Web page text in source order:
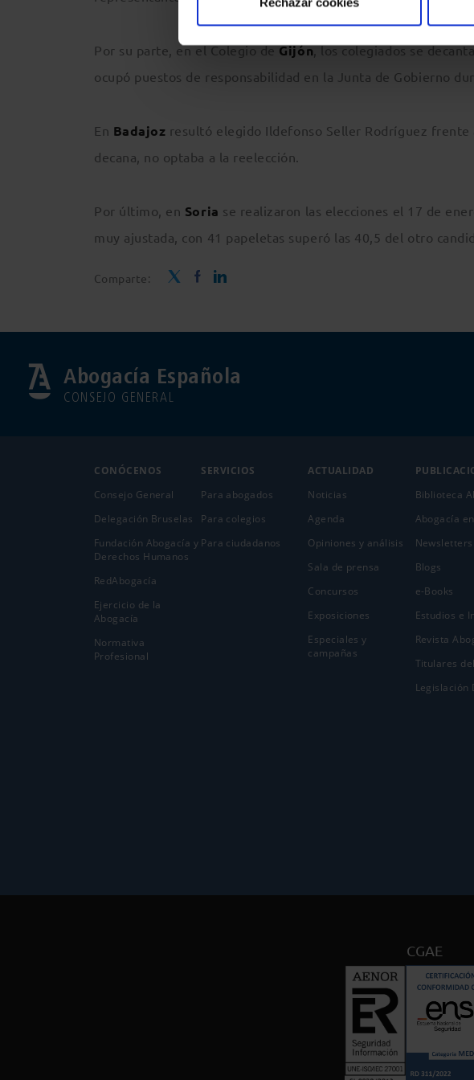
Por su parte, en el Colegio deGijón, los colegiados se
ocupó puestos de responsabilidad en la Junta de Gobierno
En Badajoz resultó elegido Ildefonso Seller Rodríguez frente
decana, no optaba a la reelección.
Por último, en Soria se realizaron las elecciones el 17 de
muy ajustada, con 41 papeletas superó las 40,5 del otro
Comparte:
Abogacía Española
CONSEJO GENERAL
CONÓCENOS
Consejo General
Delegación Bruselas
Fundación Abogacía y
Derechos Humanos
RedAbogacía
Ejercicio de la
Abogací­a
Normativa
Profesional
SERVICIOS
Para abogados
Para colegios
Para ciudadanos
ACTUALIDAD
Noticias
Agenda
Opiniones y análisis
Sala de prensa
Concursos
Exposiciones
Especiales y
campañas
Biblioteca
Abogacía
Newsletters
Blogs
e-Books
Estudios e
Revista
Titulares
Legislación
CGAE